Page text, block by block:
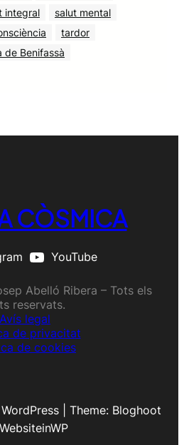
integral
salut mental
tardor
de Benifassà
CÒSMICA
YouTube
Abelló Ribera – Tots els
reservats.
Avís legal
de privacitat
de cookies
| Theme: Bloghoot